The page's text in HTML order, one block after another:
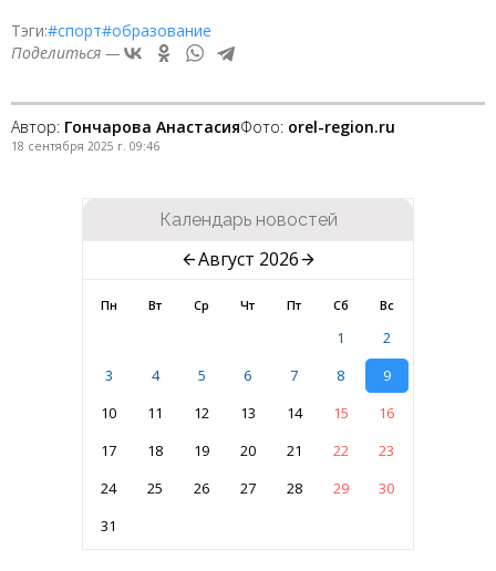
Тэги:#спорт#образование
Поделиться —
Автор: Гончарова АнастасияФото: orel-region.ru
18 сентября 2025 г. 09:46
Календарь новостей
Август 2026
Пн Вт Ср Чт Пт Сб Вс
1
2
3
4 5 6 7 8
9
10
11 12 13 14 15
16
17
18 19 20 21 22
23
24
25 26 27 28 29
30
31